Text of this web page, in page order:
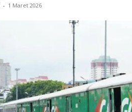
- 1 Maret 2026